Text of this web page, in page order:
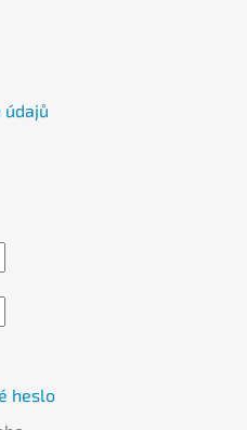
údajů
heslo